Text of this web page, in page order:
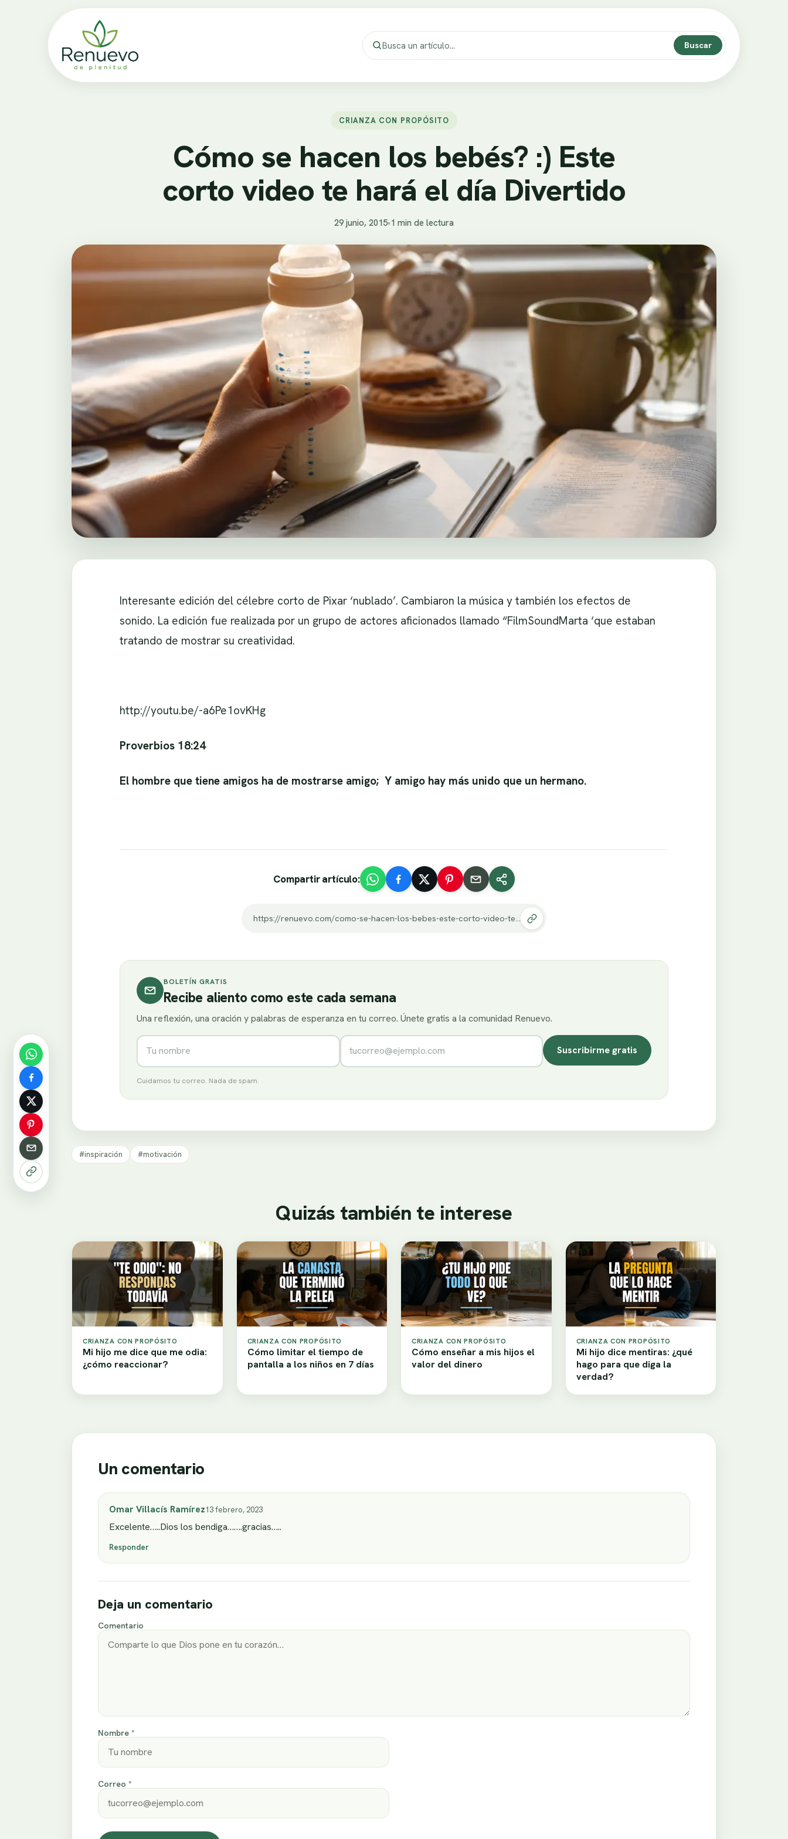
Buscar
CRIANZA CON PROPÓSITO
Cómo se hacen los bebés? :) Este
corto video te hará el día Divertido
29 junio, 2015•1 min de lectura
Interesante edición del célebre corto de Pixar ‘nublado’. Cambiaron la música y también los efectos de
sonido. La edición fue realizada por un grupo de actores aficionados llamado “FilmSoundMarta ‘que estaban
tratando de mostrar su creatividad.
http://youtu.be/-a6Pe1ovKHg
Proverbios 18:24
El hombre que tiene amigos ha de mostrarse amigo; Y amigo hay más unido que un hermano.
Compartir artículo:
https://renuevo.com/como-se-hacen-los-bebes-este-corto-video-te-hara-el-dia-divertido.html
BOLETÍN GRATIS
Recibe aliento como este cada semana
Una reflexión, una oración y palabras de esperanza en tu correo. Únete gratis a la comunidad Renuevo.
Nombre Correo electrónico
Suscribirme gratis
Cuidamos tu correo. Nada de spam.
#inspiración #motivación
Quizás también te interese
CRIANZA CON PROPÓSITO
Mi hijo me dice que me odia:
¿cómo reaccionar?
CRIANZA CON PROPÓSITO
Cómo limitar el tiempo de
pantalla a los niños en 7 días
CRIANZA CON PROPÓSITO
Cómo enseñar a mis hijos el
valor del dinero
CRIANZA CON PROPÓSITO
Mi hijo dice mentiras: ¿qué
hago para que diga la
verdad?
Un comentario
Omar Villacís Ramírez13 febrero, 2023
Excelente…..Dios los bendiga…….gracias…..
Responder
Deja un comentario
Comentario
Nombre *
Correo *